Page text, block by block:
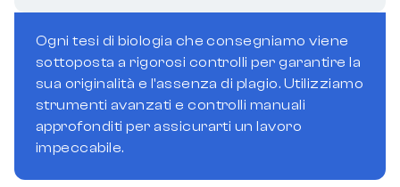
Ogni tesi di biologia che consegniamo viene
sottoposta a rigorosi controlli per garantire la
sua originalità e l'assenza di plagio. Utilizziamo
strumenti avanzati e controlli manuali
approfonditi per assicurarti un lavoro
impeccabile.